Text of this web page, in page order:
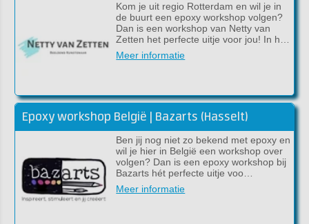
Kom je uit regio Rotterdam en wil je in
de buurt een epoxy workshop volgen?
Dan is een workshop van Netty van
Zetten het perfecte uitje voor jou! In h…
Meer informatie
Epoxy workshop België | Bazarts (Hasselt)
Ben jij nog niet zo bekend met epoxy en
wil je hier in België een workshop over
volgen? Dan is een epoxy workshop bij
Bazarts hét perfecte uitje voo…
Meer informatie